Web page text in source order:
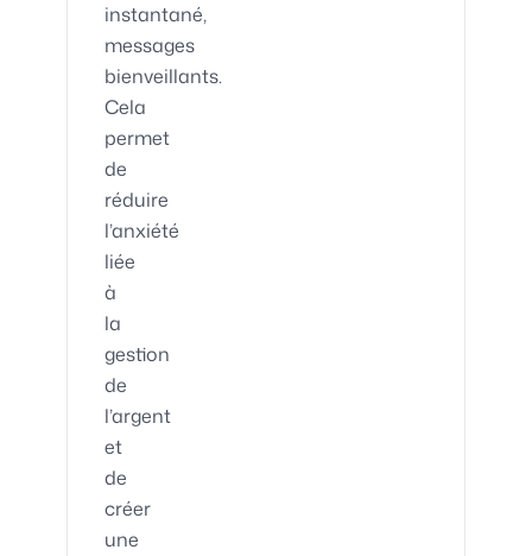
instantané,
messages
bienveillants.
Cela
permet
de
réduire
l’anxiété
liée
à
la
gestion
de
l’argent
et
de
créer
une